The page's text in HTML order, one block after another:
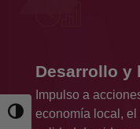
Toggle High Contrast
Desarrollo y
Impulso a
economía local,